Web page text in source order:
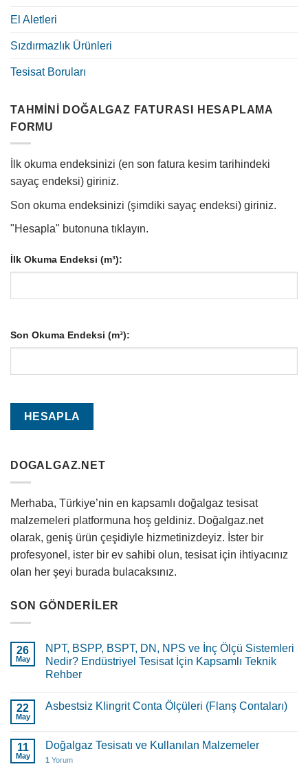
El Aletleri
Sızdırmazlık Ürünleri
Tesisat Boruları
TAHMINI DOĞALGAZ FATURASI HESAPLAMA
FORMU
İlk okuma endeksinizi (en son fatura kesim tarihindeki
sayaç endeksi) giriniz.
Son okuma endeksinizi (şimdiki sayaç endeksi) giriniz.
"Hesapla" butonuna tıklayın.
İlk Okuma Endeksi (m³):
Son Okuma Endeksi (m³):
DOGALGAZ.NET
Merhaba, Türkiye’nin en kapsamlı doğalgaz tesisat
malzemeleri platformuna hoş geldiniz. Doğalgaz.net
olarak, geniş ürün çeşidiyle hizmetinizdeyiz. İster bir
profesyonel, ister bir ev sahibi olun, tesisat için ihtiyacınız
olan her şeyi burada bulacaksınız.
SON GÖNDERILER
26
May
NPT, BSPP, BSPT, DN, NPS ve İnç Ölçü Sistemleri
Nedir? Endüstriyel Tesisat İçin Kapsamlı Teknik
Rehber
22
May
Asbestsiz Klingrit Conta Ölçüleri (Flanş Contaları)
11
May
Doğalgaz Tesisatı ve Kullanılan Malzemeler
1 Yorum